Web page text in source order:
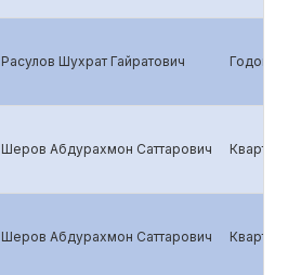
Расулов Шухрат Гайратович Годовой
Шеров Абдурахмон Саттарович
Шеров Абдурахмон Саттарович